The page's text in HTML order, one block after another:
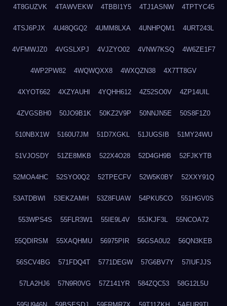
4T8GUZVK 4TAWVEKW 4TBBI1Y5 4TJ1ASNW 4TPTYC45
4TSJ6PJX 4U48QGQ2 4UMM8LXA 4UNHPQM1 4URT243L
4VFMWJZ0 4VGSLXPJ 4VJZYO02 4VNW7KSQ 4W6ZE1F7
4WP2PW82 4WQWQXX8 4WXQZN38 4X7TT8GV
4XYOT662 4XZYAUHI 4YQHH612 4Z52SO0V 4ZP14UIL
4ZVGSBH0 50JO9B1K 50KZ2V9P 50NNJN5E 50S8F1Z0
510NBX1W 5160U7JM 51D7XGKL 51JUGSIB 51MY24WU
51VJOSDY 51ZE8MKB 522X4O28 52D4GH9B 52FJKYTB
52MOA4HC 52SYO0Q2 52TPECFV 52W5K0BY 52XXY91Q
53ATDBWI 53EKZAMH 53Z8FUAW 54PKU5CO 551HGV0S
553WPS4S 55FLR3W1 55IE9L4V 55JKJF3L 55NCOA72
55QDIRSM 55XAQHMU 56975PIR 56GSA0U2 56QN3KEB
56SCV4BG 571FDQ4T 5771DEGW 57G6BV7Y 57IUFJJS
57LA2HJ6 57N9R0VG 57Z141YR 584ZQC53 58G12L5U